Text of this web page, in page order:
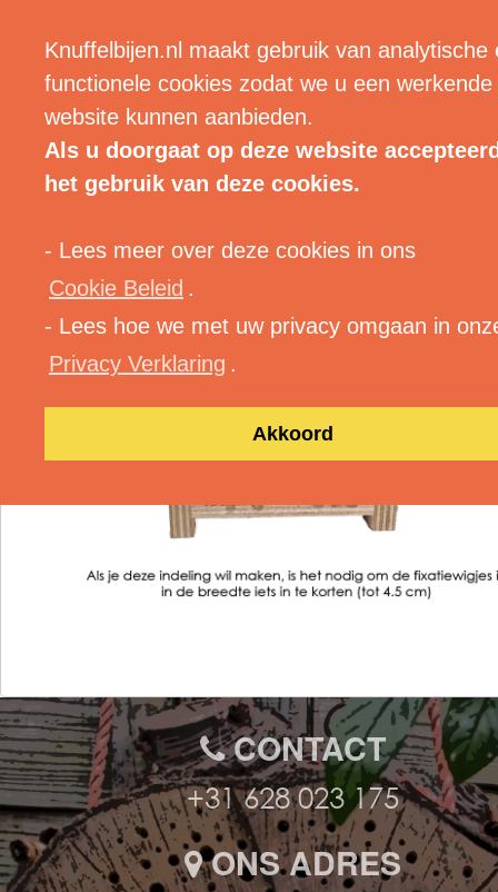
Knuffelbijen.nl maakt gebruik van analytische
functionele cookies zodat we u een werkende
website kunnen aanbieden.
Als u doorgaat op deze website
het gebruik van deze cookies.
- Lees meer over deze cookies in ons
Cookie Beleid .
- Lees hoe we met uw privacy omgaan in
Privacy Verklaring .
Akkoord
| MENU |
CONTACT
+31 628 023 175
ONS ADRES